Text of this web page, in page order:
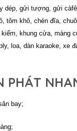
dép, gửi tượng, gửi
tôm khô, chén đĩa,
khung cửa, màng
loa, dàn karaoke, xe
PHÁT
bay;